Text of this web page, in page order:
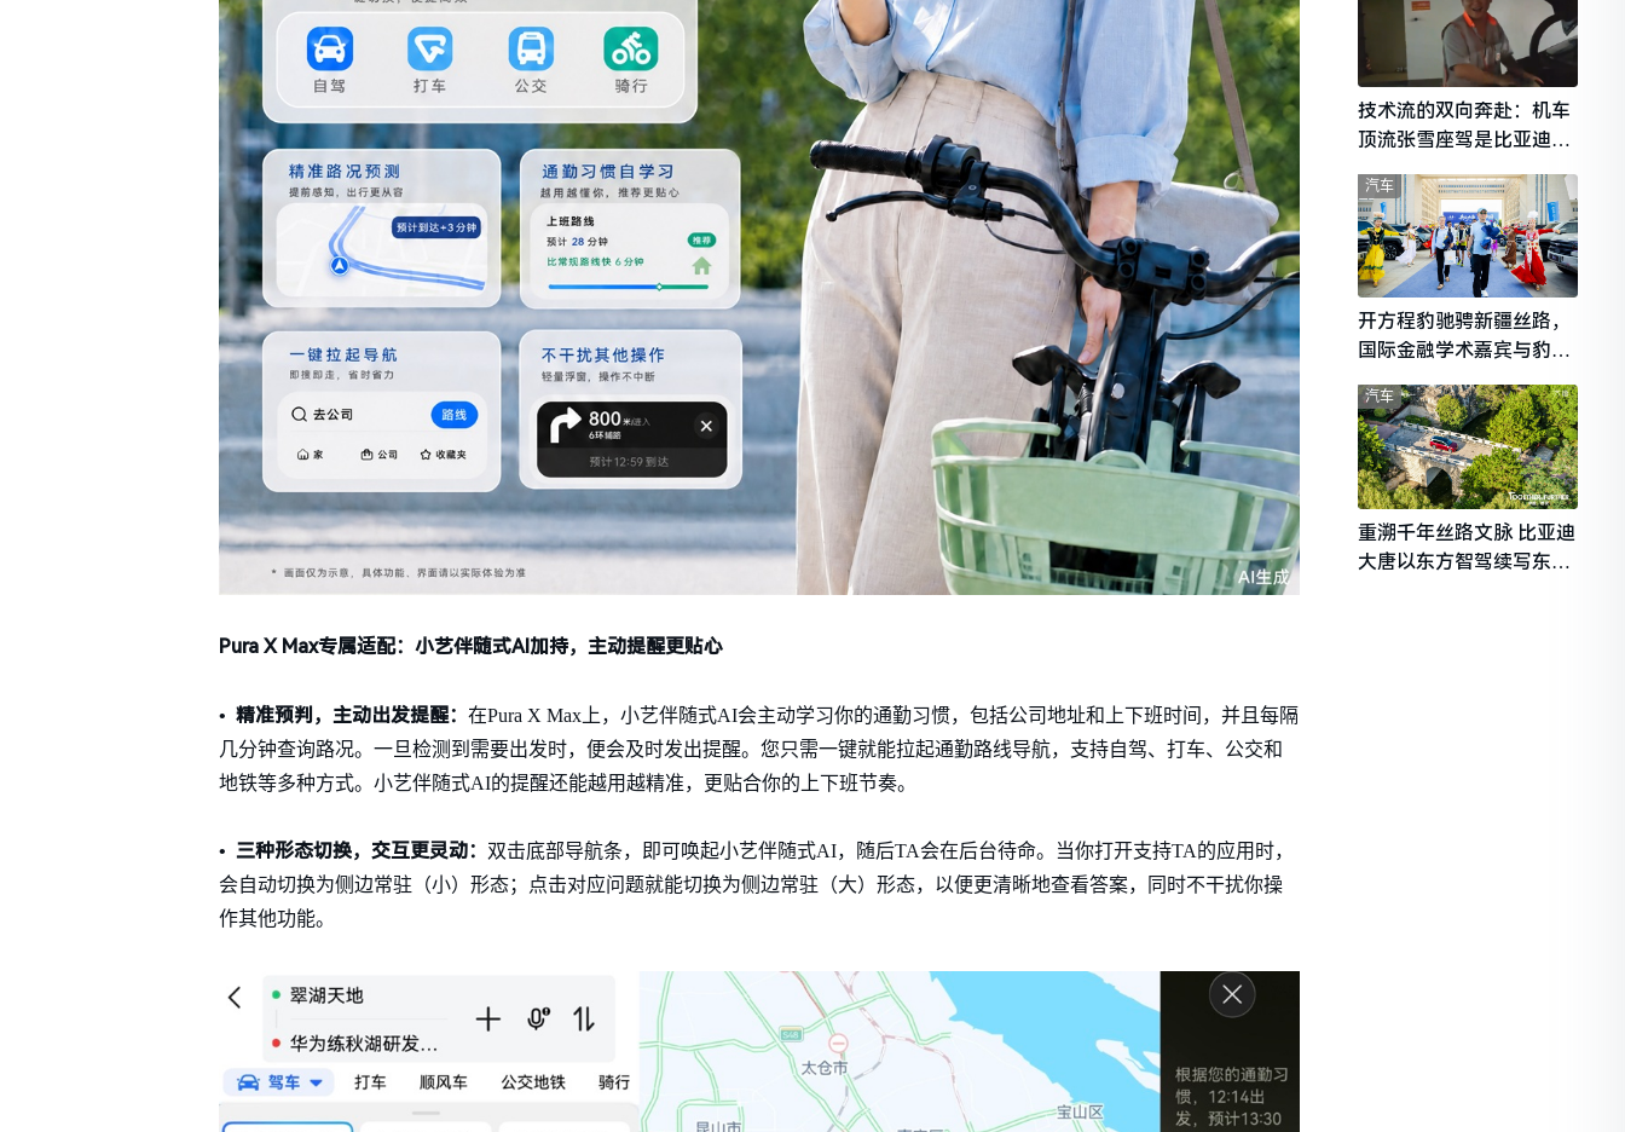
PuraX Max专属适配： 小艺伴随式AI加持，主动提醒更贴心
• 精准预判， 主动出发提醒： 在Pura X Max上，小艺伴随式AI会主动学习你的通勤习惯，包括公司地址和上下班时间，并且每隔
几分钟查询路况。一旦检测到需要出发时，便会及时发出提醒。您只需一键就能拉起通勤路线导航，支持自驾、打车、公交和
地铁等多种方式。小艺伴随式AI的提醒还能越用越精准，更贴合你的上下班节奏。
• 三种形态切换，交互更灵动：
双击底部导航条，即可唤起小艺伴随式AI，随后TA会在后台待命。当你打开支持TA的应用时，
会自动切换为侧边常驻（小）形态；点击对应问题就能切换为侧边常驻（大）形态，以便更清晰地查看答案，同时不干扰你操
作其他功能。
技术流的双向奔赴：机车
顶流张雪座驾是比亚迪秦
L
开方程豹驰骋新疆丝路，
国际金融学术嘉宾与豹友
共赴山海热爱
汽车
重溯千年丝路文脉 比亚迪
大唐以东方智驾续写东西
汽车